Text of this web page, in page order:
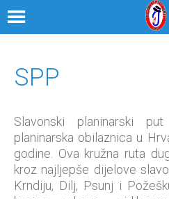
SPP
Slavonski planinarski
planinarska obilaznica u
godine. Ova kružna ruta
kroz najljepše dijelove
Krndiju, Dilj, Psunj i